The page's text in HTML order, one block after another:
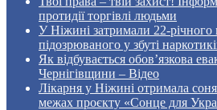
протидії торгівлі людьми
У Ніжині затримали 22-
підозрюваного у збуті
Як відбувається обов’язкова
Чернігівщини – Відео
Лікарня у Ніжині отримала
межах проєкту «Сонце для